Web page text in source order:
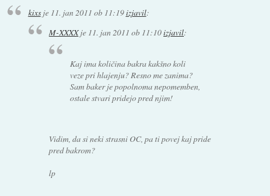
kixsje 11. jan 2011 ob 11:19izjavil:
M-XXXXje 11. jan 2011 ob 11:10izjavil:
Kaj ima količina bakra kakšno koli
veze pri hlajenju? Resno me zanima?
Sam baker je popolnoma nepomemben,
ostale stvari pridejo pred njim!
Vidim, da si neki strasni OC, pa ti povej kaj pride
pred bakrom?
lp